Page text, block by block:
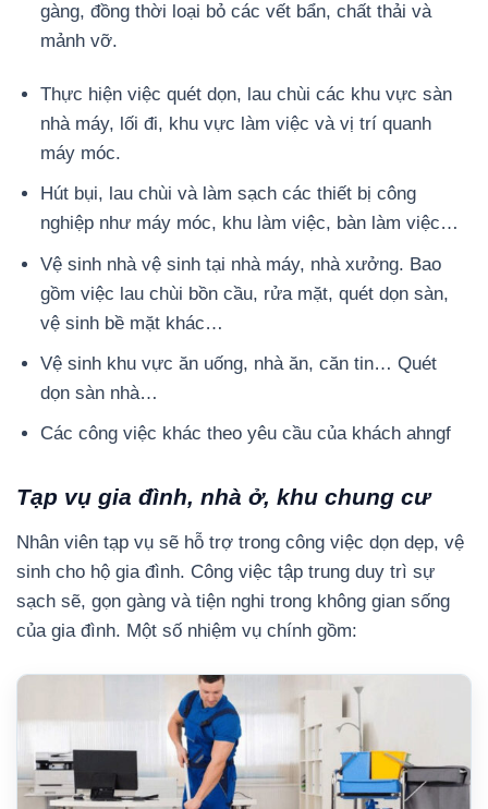
gàng, đồng thời loại bỏ các vết bẩn, chất thải và
mảnh vỡ.
Thực hiện việc quét dọn, lau chùi các khu vực sàn
nhà máy, lối đi, khu vực làm việc và vị trí quanh
máy móc.
Hút bụi, lau chùi và làm sạch các thiết bị công
nghiệp như máy móc, khu làm việc, bàn làm việc…
Vệ sinh nhà vệ sinh tại nhà máy, nhà xưởng. Bao
gồm việc lau chùi bồn cầu, rửa mặt, quét dọn sàn,
vệ sinh bề mặt khác…
Vệ sinh khu vực ăn uống, nhà ăn, căn tin… Quét
dọn sàn nhà…
Các công việc khác theo yêu cầu của khách ahngf
Tạp vụ gia đình, nhà ở, khu chung cư
Nhân viên tạp vụ sẽ hỗ trợ trong công việc dọn dẹp, vệ
sinh cho hộ gia đình. Công việc tập trung duy trì sự
sạch sẽ, gọn gàng và tiện nghi trong không gian sống
của gia đình. Một số nhiệm vụ chính gồm: